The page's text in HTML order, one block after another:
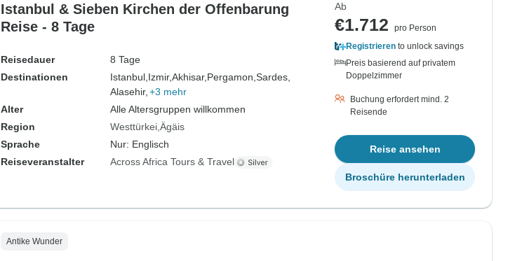
Istanbul & Sieben Kirchen der Offenbarung
Reise - 8 Tage
Reisedauer
8 Tage
Destinationen
Istanbul, Izmir,Akhisar, Pergamon, Sardes,
Alasehir, +3 mehr
Alter
Alle Altersgruppen willkommen
Region
Westtürkei Ägäis
Sprache
Nur: Englisch
Reiseveranstalter
Across Africa Tours & Travel
Ab
€1.712
pro Person
Registrieren to unlock savings
Preis basierend auf privatem
Doppelzimmer
Buchung erfordert mind. 2
Reisende
Reise ansehen
Broschüre herunterladen
Antike Wunder